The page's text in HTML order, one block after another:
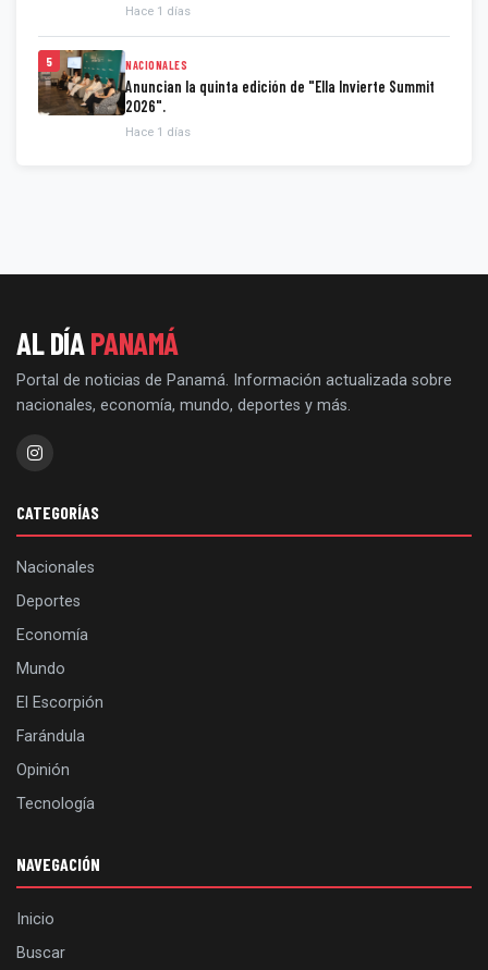
Hace 1 días
5 NACIONALES
Anuncian la quinta edición de "Ella Invierte Summit
2026".
Hace 1 días
AL DÍAPANAMÁ
Portal de noticias de Panamá. Información actualizada sobre
nacionales, economía, mundo, deportes y más.
CATEGORÍAS
Nacionales
Deportes
Economía
Mundo
El Escorpión
Farándula
Opinión
Tecnología
NAVEGACIÓN
Inicio
Buscar